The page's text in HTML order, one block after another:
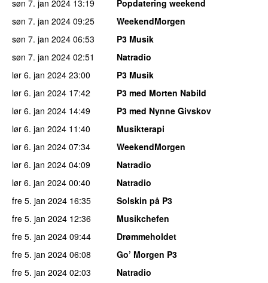
søn 7. jan 2024 13:19
Popdatering weekend
søn 7. jan 2024 09:25
WeekendMorgen
søn 7. jan 2024 06:53
P3 Musik
søn 7. jan 2024 02:51
Natradio
lør 6. jan 2024 23:00
P3 Musik
lør 6. jan 2024 17:42
P3 med Morten Nabild
lør 6. jan 2024 14:49
P3 med Nynne Givskov
lør 6. jan 2024 11:40
Musikterapi
lør 6. jan 2024 07:34
WeekendMorgen
lør 6. jan 2024 04:09
Natradio
lør 6. jan 2024 00:40
Natradio
fre 5. jan 2024 16:35
Solskin på P3
fre 5. jan 2024 12:36
Musikchefen
fre 5. jan 2024 09:44
Drømmeholdet
fre 5. jan 2024 06:08
Go’ Morgen P3
fre 5. jan 2024 02:03 Natradio